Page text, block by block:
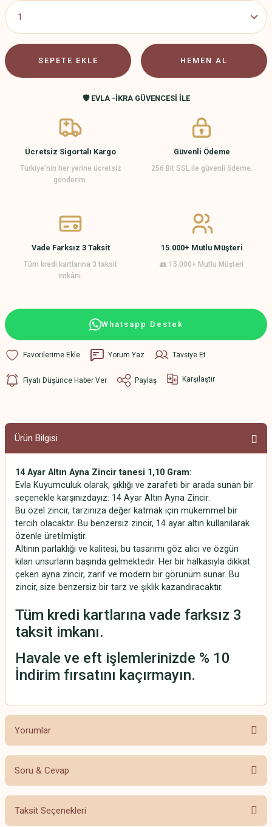
SEPETE EKLE HEMEN AL
🛡️ EVLA -İKRA GÜVENCESİ İLE
Ücretsiz Sigortalı Kargo
Türkiye’nin her yerine ücretsiz
gönderim.
Güvenli Ödeme
256 Bit SSL ile güvenli ödeme.
Vade Farksız 3 Taksit
Tüm kredi kartlarına 3 taksit
imkânı.
15.000+ Mutlu Müşteri
👥 15.000+ Mutlu Müşteri
Whatsapp Destek
Yorum Yaz Tavsiye Et
Fiyatı Düşünce Haber Ver Paylaş Karşılaştır
Ürün Bilgisi
14 Ayar Altın Ayna Zincir tanesi 1,10 Gram:
Evla Kuyumculuk olarak, şıklığı ve zarafeti bir arada sunan bir
seçenekle karşınızdayız: 14 Ayar Altın Ayna Zincir.
Bu özel zincir, tarzınıza değer katmak için mükemmel bir
tercih olacaktır. Bu benzersiz zincir, 14 ayar altın kullanılarak
özenle üretilmiştir.
Altının parlaklığı ve kalitesi, bu tasarımı göz alıcı ve özgün
kılan unsurların başında gelmektedir. Her bir halkasıyla dikkat
çeken ayna zincir, zarif ve modern bir görünüm sunar. Bu
zincir, size benzersiz bir tarz ve şıklık kazandıracaktır.
Tüm kredi kartlarına vade farksız 3
taksit imkanı.
Havale ve eft işlemlerinizde % 10
İndirim fırsatını kaçırmayın.
Yorumlar
Bu ürüne ilk yorumu siz yapın!
Soru & Cevap
Ürün hakkında henüz soru sorulmamış.
Taksit Seçenekleri